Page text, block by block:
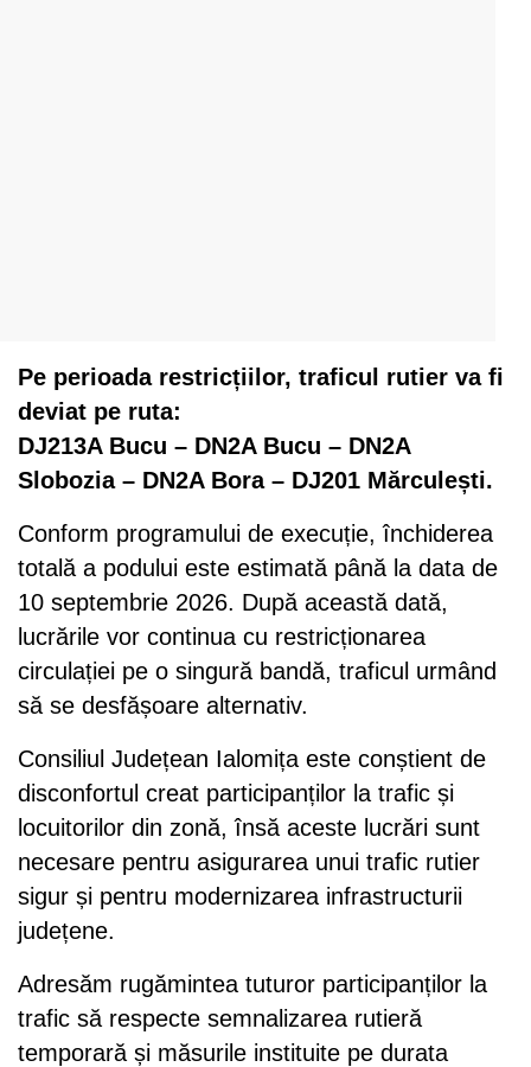
Pe perioada restricțiilor, traficul rutier va fi
deviat pe ruta:
DJ213A Bucu – DN2A Bucu – DN2A
Slobozia – DN2A Bora – DJ201 Mărculești.
Conform programului de execuție, închiderea
totală a podului este estimată până la data de
10 septembrie 2026. După această dată,
lucrările vor continua cu restricționarea
circulației pe o singură bandă, traficul urmând
să se desfășoare alternativ.
Consiliul Județean Ialomița este conștient de
disconfortul creat participanților la trafic și
locuitorilor din zonă, însă aceste lucrări sunt
necesare pentru asigurarea unui trafic rutier
sigur și pentru modernizarea infrastructurii
județene.
Adresăm rugămintea tuturor participanților la
trafic să respecte semnalizarea rutieră
temporară și măsurile instituite pe durata